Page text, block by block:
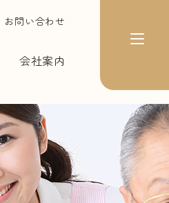
お問い合わせ
会社案内